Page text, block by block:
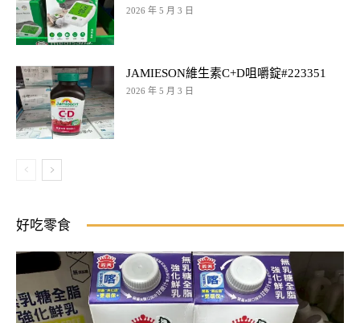
2026 年 5 月 3 日
JAMIESON維生素C+D咀嚼錠#223351
2026 年 5 月 3 日
好吃零食